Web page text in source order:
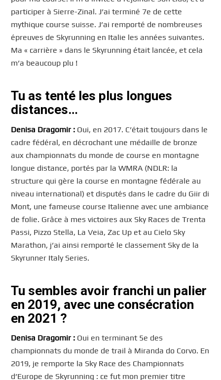
participer à Sierre-Zinal. J’ai terminé 7e de cette
mythique course suisse. J’ai remporté de nombreuses
épreuves de Skyrunning en Italie les années suivantes.
Ma « carrière » dans le Skyrunning était lancée, et cela
m’a beaucoup plu !
Tu as tenté les plus longues
distances…
Denisa Dragomir : Oui, en 2017. C’était toujours dans le
cadre fédéral, en décrochant une médaille de bronze
aux championnats du monde de course en montagne
longue distance, portés par la WMRA (NDLR: la
structure qui gère la course en montagne fédérale au
niveau international) et disputés dans le cadre du Giir di
Mont, une fameuse course Italienne avec une ambiance
de folie. Grâce à mes victoires aux Sky Races de Trenta
Passi, Pizzo Stella, La Veia, Zac Up et au Cielo Sky
Marathon, j’ai ainsi remporté le classement Sky de la
Skyrunner Italy Series.
Tu sembles avoir franchi un palier
en 2019, avec une consécration
en 2021 ?
Denisa Dragomir : Oui en terminant 5e des
championnats du monde de trail à Miranda do Corvo. En
2019, je remporte la Sky Race des Championnats
d’Europe de Skyrunning : ce fut mon premier titre